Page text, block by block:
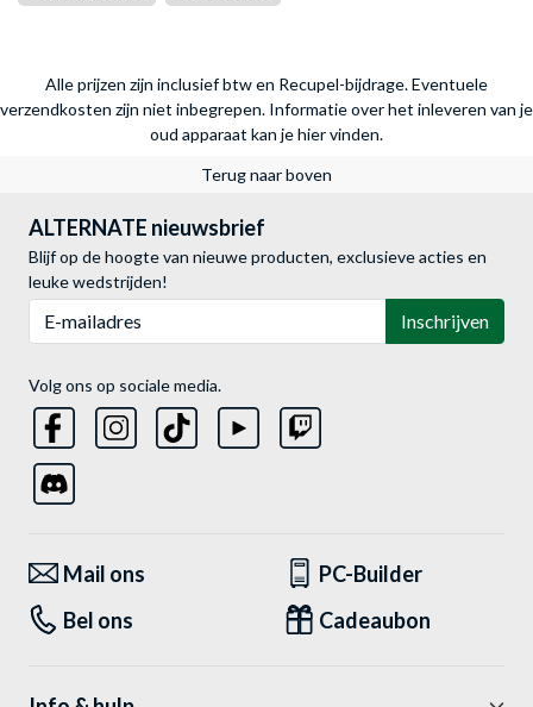
Alle prijzen zijn inclusief btw en Recupel-bijdrage. Eventuele
verzendkosten zijn niet inbegrepen. Informatie over het inleveren van je
oud apparaat kan je hier vinden.
Terug naar boven
ALTERNATE nieuwsbrief
Blijf op de hoogte van nieuwe producten, exclusieve acties en
leuke wedstrijden!
Inschrijven
Volg ons op sociale media.
Mail ons
PC-Builder
Bel ons
Cadeaubon